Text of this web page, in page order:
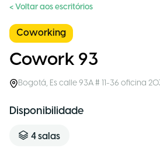
< Voltar aos escritórios
Coworking
Cowork 93
Bogotá, Es calle 93A # 11-36 oficina
Disponibilidade
4salas